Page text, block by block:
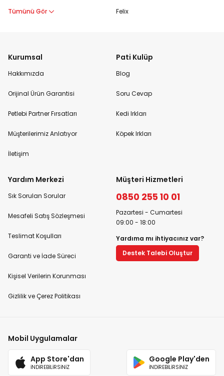
Tümünü Gör
Felix
Kurumsal
Hakkımızda
Orijinal Ürün Garantisi
Petlebi Partner Fırsatları
Müşterilerimiz Anlatıyor
İletişim
Pati Kulüp
Blog
Soru Cevap
Kedi Irkları
Köpek Irkları
Yardım Merkezi
Sık Sorulan Sorular
Mesafeli Satış Sözleşmesi
Teslimat Koşulları
Garanti ve İade Süreci
Kişisel Verilerin Korunması
Gizlilik ve Çerez Politikası
Müşteri Hizmetleri
0850 255 10 01
Pazartesi - Cumartesi
09:00 - 18:00
Yardıma mı ihtiyacınız var?
Destek Talebi Oluştur
Mobil Uygulamalar
App Store'dan
İNDİREBİLİRSİNİZ
Google Play'den
İNDİREBİLİRSİNİZ